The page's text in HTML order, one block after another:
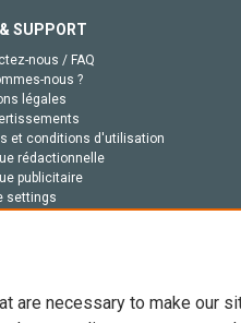
SUPPORT
nous / FAQ
nous ?
légales
et conditions d'utilisation
rédactionnelle
publicitaire
settings
are necessary to make our